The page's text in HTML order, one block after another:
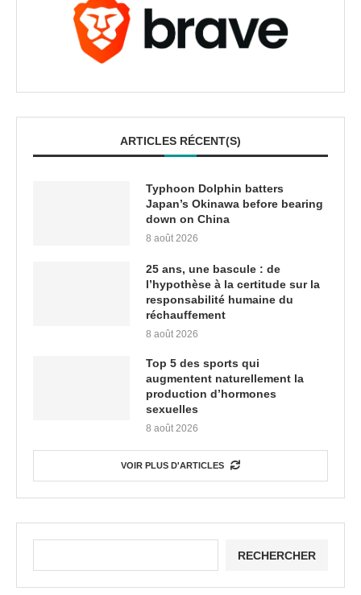
ARTICLES RÉCENT(S)
Typhoon Dolphin batters
Japan’s Okinawa before bearing
down on China
8 août 2026
25 ans, une bascule : de
l’hypothèse à la certitude sur la
responsabilité humaine du
réchauffement
8 août 2026
Top 5 des sports qui
augmentent naturellement la
production d’hormones
sexuelles
8 août 2026
VOIR PLUS D'ARTICLES
RECHERCHER